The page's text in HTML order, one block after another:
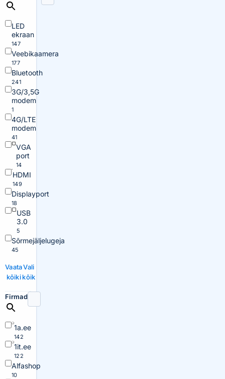
LED
ekraan
147
Veebikaamera
177
Bluetooth
241
3G/3,5G
modem
1
4G/LTE
modem
41
VGA
port
14
HDMI
149
Displayport
18
USB
3.0
5
Sõrmejäljelugeja
45
Vaata
kõiki
Vali
kõik
Firmad
1a.ee
142
1it.ee
122
Alfashop
10